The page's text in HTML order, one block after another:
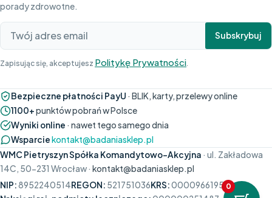
porady zdrowotne.
Subskrybuj
Zapisując się, akceptujesz Politykę Prywatności
Bezpieczne płatności PayU · BLIK, karty, przelewy online
1100+punktów pobrań w Polsce
Wyniki online · nawet tego samego dnia
Wsparciekontakt@badaniasklep.pl
WMC Pietryszyn Spółka Komandytowo-Akcyjna · ul. Zakładowa
14C, 50-231 Wrocław · kontakt@badaniasklep.pl
NIP:8952240514REGON: 521751036KRS:0000966195 0